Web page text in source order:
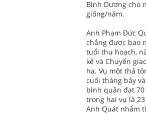
Bình Dương cho
giống/năm.
Anh Phạm Ðức
chẳng được bao
tuổi thu hoạch,
kế và Chuyển
ha. Vụ một thả
cuối tháng bảy
bình quân đạt 70
trong hai vụ là
Anh Quát nhẩm